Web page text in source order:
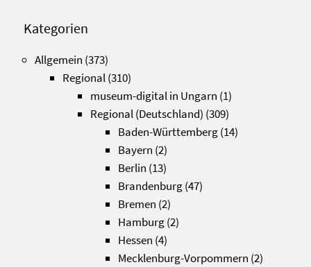
Kategorien
Allgemein (373)
Regional(310)
museum-digital in Ungarn (1)
Regional (Deutschland) (309)
Baden-Württemberg(14)
Bayern (2)
Berlin (13)
Brandenburg(47)
Bremen (2)
Hamburg(2)
Hessen (4)
Mecklenburg-Vorpommern (2)